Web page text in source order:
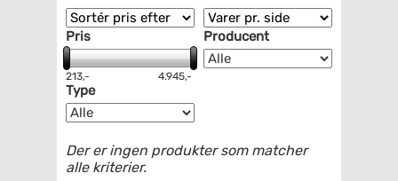
Pris
213,- 4.945,-
Producent
Type
Der er ingen produkter som matcher
alle kriterier.